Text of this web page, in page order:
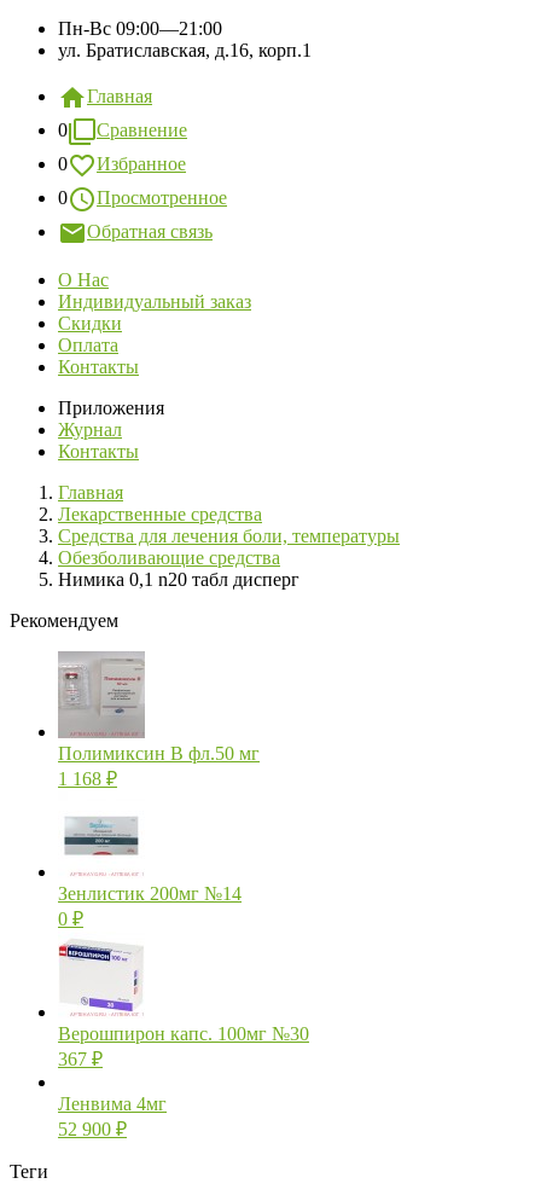
Пн-Вс 09:00—21:00
ул. Братиславская, д.16, корп.1
Главная
0
Сравнение
0
Избранное
0
Просмотренное
Обратная связь
О Нас
Индивидуальный заказ
Скидки
Оплата
Контакты
Приложения
Журнал
Контакты
Главная
Лекарственные средства
Средства для лечения боли, температуры
Обезболивающие средства
Нимика 0,1 n20 табл дисперг
Рекомендуем
Полимиксин В фл.50 мг
1 168 ₽
Зенлистик 200мг №14
0 ₽
Верошпирон капс. 100мг №30
367 ₽
Ленвима 4мг
52 900 ₽
Теги